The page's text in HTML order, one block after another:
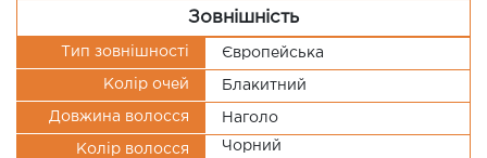
Зовнішність
Тип зовнішності Європейська
Колір очей Блакитний
Довжина волосся Наголо
Колір волосся Чорний